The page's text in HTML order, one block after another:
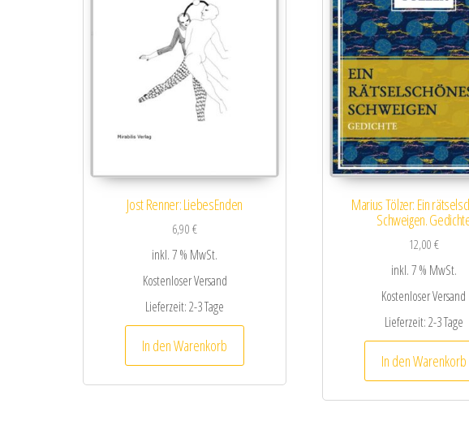
Jost Renner: LiebesEnden
6,90€
inkl. 7 % MwSt.
Kostenloser Versand
Lieferzeit:2-3 Tage
In den Warenkorb
Marius Tölzer: Ein
Schweigen.
12,00€
inkl. 7 % MwSt.
Kostenloser Versand
Lieferzeit:2-3 Tage
In den Warenkorb